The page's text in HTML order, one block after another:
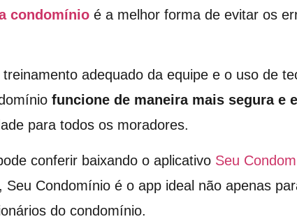
condomínio é a melhor forma de evitar os
treinamento adequado da equipe e o uso de
funcione de maneira mais segura e
para todos os moradores.
conferir baixando o aplicativo Seu
, Seu Condomínio é o app ideal não apenas
do condomínio.